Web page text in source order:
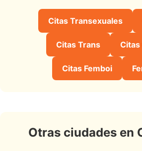
Citas Transexuales
Citas Trans Citas
Citas Femboi
Otras ciudades en